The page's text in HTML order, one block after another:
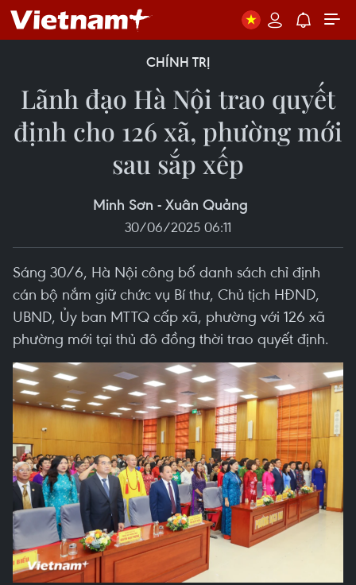
CHÍNH TRỊ
Lãnh đạo Hà Nội trao quyết
định cho 126 xã, phường mới
sau sắp xếp
Minh Sơn - Xuân Quảng
30/06/2025 06:11
Sáng 30/6, Hà Nội công bố danh sách chỉ định
cán bộ nắm giữ chức vụ Bí thư, Chủ tịch HĐND,
UBND, Ủy ban MTTQ cấp xã, phường với 126 xã
phường mới tại thủ đô đồng thời trao quyết định.